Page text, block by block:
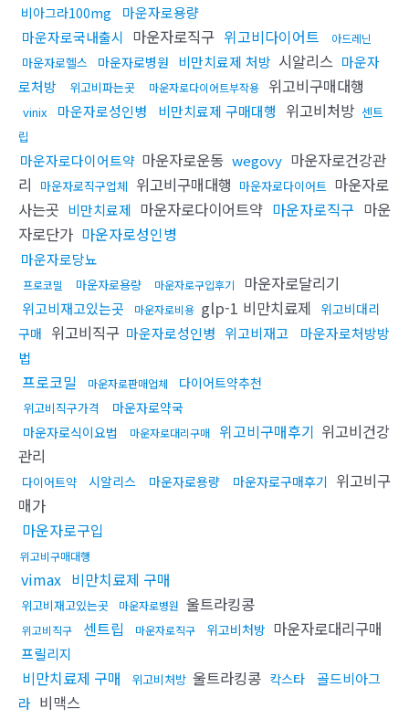
비아그라100mg
마운자로용량
마운자로국내출시 마운자로직구 위고비다이어트 아드레닌
마운자로헬스 마운자로병원 비만치료제 처방 시알리스 마운자
로처방
위고비파는곳 마운자로다이어트부작용 위고비구매대행
vinix 마운자로성인병 비만치료제 구매대행 위고비처방 센트
립
마운자로다이어트약 마운자로운동 wegovy 마운자로건강관
리
마운자로직구업체 위고비구매대행 마운자로다이어트 마운자로
사는곳 비만치료제 마운자로다이어트약 마운자로직구 마운
자로단가 마운자로성인병
마운자로당뇨
프로코밀 마운자로용량 마운자로구입후기 마운자로달리기
위고비재고있는곳 마운자로비용 glp-1 비만치료제 위고비대리
구매 위고비직구 마운자로성인병 위고비재고
마운자로처방방
법
프로코밀 마운자로판매업체 다이어트약추천
위고비직구가격
마운자로약국
마운자로식이요법
마운자로대리구매 위고비구매후기 위고비건강
관리
다이어트약 시알리스 마운자로용량 마운자로구매후기 위고비구
매가
마운자로구입
위고비구매대행
vimax 비만치료제 구매
위고비재고있는곳 마운자로병원 울트라킹콩
위고비직구 센트립 마운자로직구 위고비처방 마운자로대리구매
프릴리지
비만치료제 구매 위고비처방 울트라킹콩 칵스타
골드비아그
라 비맥스